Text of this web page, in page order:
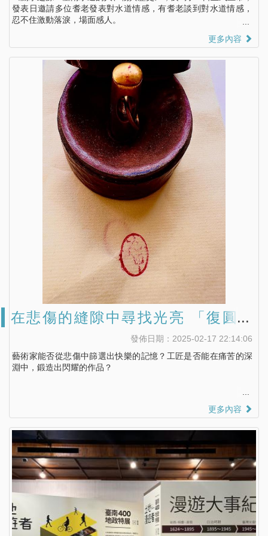
發表日邀請多位耆老發表對水道情感，有耆老談到對水道情感，
忍不住激動落淚，場面感人。
更多內容
在悲傷的縫隙中尋找光亮 「復圓計
畫」攜手與您讓藝術轉化傷痛
發佈日期：2025-02-17 22:14:06
藝術家能否從悲傷中篩選出快樂的記憶？工匠是否能在痛苦的深
淵中，鍛造出閃耀的作品？
更多內容